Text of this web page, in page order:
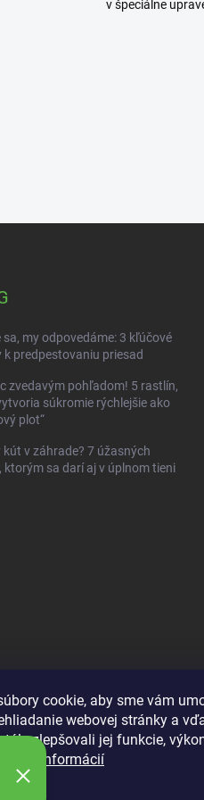
cookie, aby sme vám
webovej stránky a
zlepšovali jej funkcie,
Viac informácií
v špeciálne
sa, my odpovedáme: 3 kľúčové
k predpestovaniu priesad
zvedavým pohľadom! 5 rastlín,
súkromie rýchlejšie ako
plot“
kút v záhrade? 7 úžasných
ktorým sa darí aj v úplnom tieni